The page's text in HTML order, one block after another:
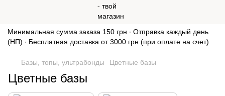
Минимальная сумма заказа 150 грн ∙ Отправка каждый день
(НП) ∙ Бесплатная доставка от 3000 грн (при оплате на счет)
Базы, топы, ультрабонды Цветные базы
Цветные базы